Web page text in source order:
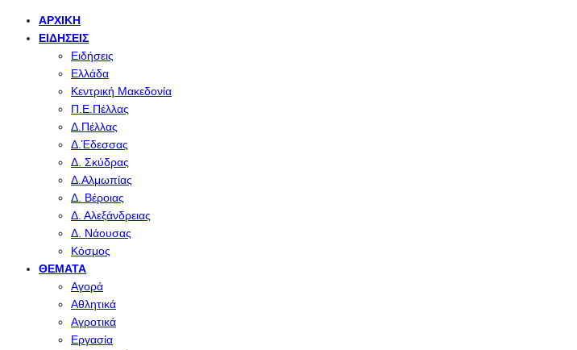
ΑΡΧΙΚΉ
ΕΙΔΉΣΕΙΣ
Ειδήσεις
Ελλάδα
Κεντρική Μακεδονία
Π.Ε.Πέλλας
Δ.Πέλλας
Δ.Έδεσσας
Δ. Σκύδρας
Δ.Αλμωπίας
Δ. Βέροιας
Δ. Αλεξάνδρειας
Δ. Νάουσας
Κόσμος
ΘΈΜΑΤΑ
Αγορά
Αθλητικά
Αγροτικά
Εργασία